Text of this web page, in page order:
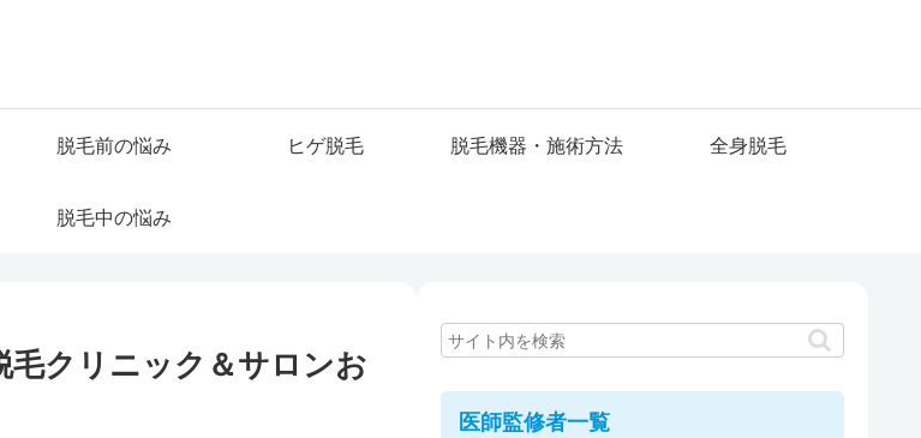
脱毛前の悩み ヒゲ脱毛 脱毛機器・施術方法 全身脱毛
脱毛中の悩み
毛クリニック＆サロンお
医師監修者一覧